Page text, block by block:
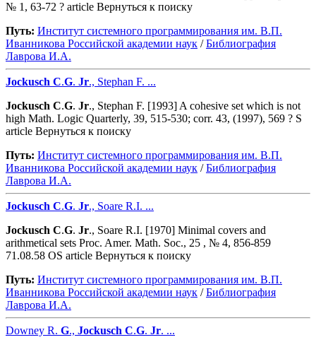
№ 1, 63-72 ? article Вернуться к поиску
Путь: Институт системного программирования им. В.П.
Иванникова Роcсийской академии наук /Библиография
Лаврова И.А.
Jockusch C.G. Jr., Stephan F. ...
Jockusch C.G. Jr., Stephan F. [1993] A cohesive set which is not
high Math. Logic Quarterly, 39, 515-530; corr. 43, (1997), 569 ? S
article Вернуться к поиску
Путь: Институт системного программирования им. В.П.
Иванникова Роcсийской академии наук /Библиография
Лаврова И.А.
Jockusch C.G. Jr., Soare R.I. ...
Jockusch C.G. Jr., Soare R.I. [1970] Minimal covers and
arithmetical sets Proc. Amer. Math. Soc., 25 , № 4, 856-859
71.08.58 OS article Вернуться к поиску
Путь: Институт системного программирования им. В.П.
Иванникова Роcсийской академии наук /Библиография
Лаврова И.А.
Downey R. G., Jockusch C.G. Jr. ...